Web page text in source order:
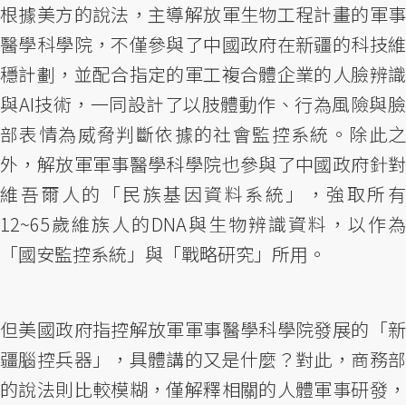
根據美方的說法，主導解放軍生物工程計畫的軍事
醫學科學院，不僅參與了中國政府在新疆的科技維
穩計劃，並配合指定的軍工複合體企業的人臉辨識
與AI技術，一同設計了以肢體動作、行為風險與臉
部表情為威脅判斷依據的社會監控系統。除此之
外，解放軍軍事醫學科學院也參與了中國政府針對
維吾爾人的「民族基因資料系統」，強取所有
12~65歲維族人的DNA與生物辨識資料，以作為
「國安監控系統」與「戰略研究」所用。
但美國政府指控解放軍軍事醫學科學院發展的「新
疆腦控兵器」，具體講的又是什麼？對此，商務部
的說法則比較模糊，僅解釋相關的人體軍事研發，